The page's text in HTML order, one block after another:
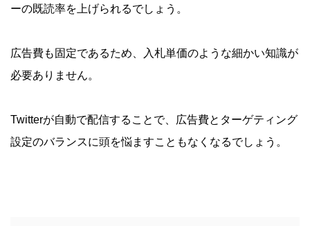
ーの既読率を上げられるでしょう。
広告費も固定であるため、入札単価のような細かい知識が
必要ありません。
Twitterが自動で配信することで、広告費とターゲティング
設定のバランスに頭を悩ますこともなくなるでしょう。